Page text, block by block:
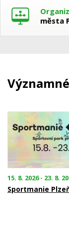
města
15. 8. 2026 - 23. 8.
Sportmanie